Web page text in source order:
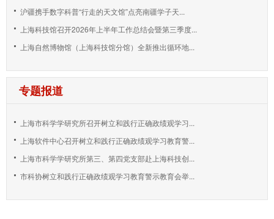
沪疆携手数字科普“行走的天文馆”点亮南疆学子天...
上海科技馆召开2026年上半年工作总结会暨第三季度...
上海自然博物馆（上海科技馆分馆）全新推出循环地...
专题报道
上海市科学学研究所召开树立和践行正确政绩观学习...
上海软件中心召开树立和践行正确政绩观学习教育警...
上海市科学学研究所第三、第四党支部赴上海科技创...
市科协树立和践行正确政绩观学习教育警示教育会举...